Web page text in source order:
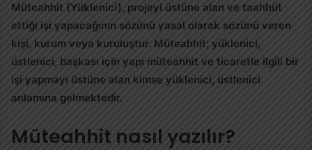
Müteahhit (Yüklenici), projeyi üstüne alan ve taahhüt
ettiği işi yapacağının sözünü yasal olarak sözünü veren
kişi, kurum veya kuruluştur. Müteahhit; yüklenici,
üstlenici, başkası için yapı müteahhit ve ticaretle ilgili bir
işi yapmayı üstüne alan kimse yüklenici, üstlenici
anlamına gelmektedir.
Müteahhit nasıl yazılır?